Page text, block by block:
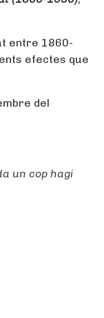
entre 1860-
efectes que
del
un cop hagi